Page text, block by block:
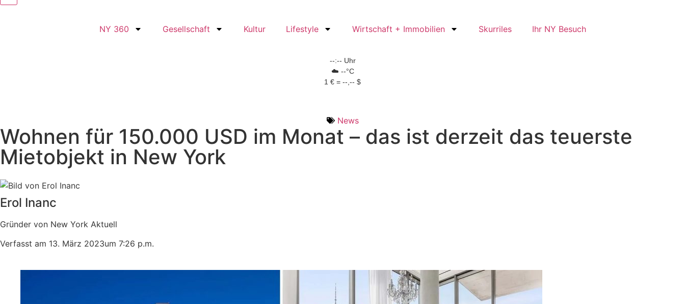
NY 360 Gesellschaft Kultur Lifestyle Wirtschaft + Immobilien Skurriles Ihr NY Besuch
--:-- Uhr
☁️ --°C
1 € = --,-- $
News
Wohnen für 150.000 USD im Monat – das ist derzeit das teuerste
Mietobjekt in New York
Erol Inanc
Gründer von New York Aktuell
Verfasst am 13. März 2023um 7:26 p.m.